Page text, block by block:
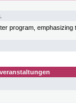
program,